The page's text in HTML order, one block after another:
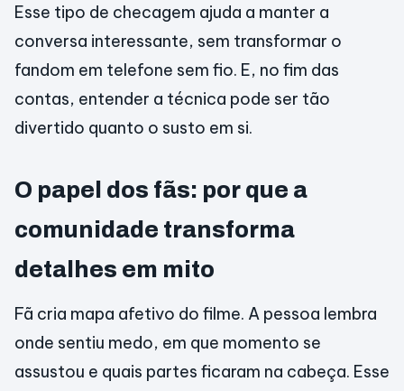
Esse tipo de checagem ajuda a manter a
conversa interessante, sem transformar o
fandom em telefone sem fio. E, no fim das
contas, entender a técnica pode ser tão
divertido quanto o susto em si.
O papel dos fãs: por que a
comunidade transforma
detalhes em mito
Fã cria mapa afetivo do filme. A pessoa lembra
onde sentiu medo, em que momento se
assustou e quais partes ficaram na cabeça. Esse